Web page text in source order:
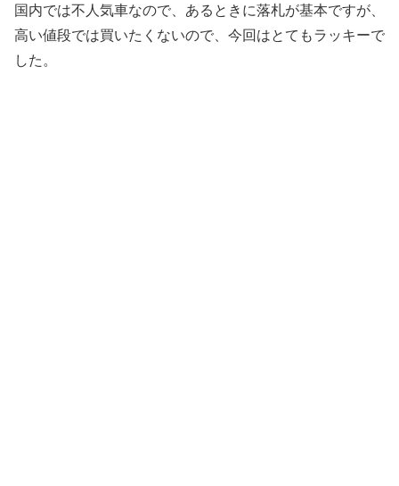
国内では不人気車なので、あるときに落札が基本ですが、
高い値段では買いたくないので、今回はとてもラッキーで
した。